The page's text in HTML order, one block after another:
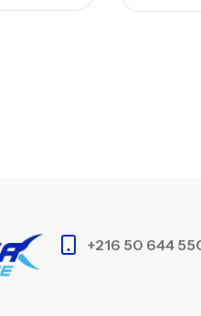
+216 50 644